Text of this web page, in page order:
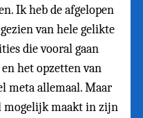
Ik heb de afgelopen
van hele gelikte
die vooral gaan
het opzetten van
meta allemaal. Maar
mogelijk maakt in zijn